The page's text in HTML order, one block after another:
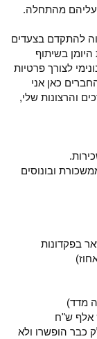
עליהם מהתחלה.
להתקדם בצעדים
בשיתוף
לצורך פרטיות
כאן אני
והרצונות שלי,
ובונוסים
בפקדונות
כבר הופשרו ולא